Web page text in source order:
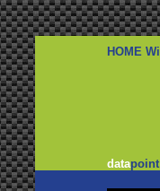
datapoint